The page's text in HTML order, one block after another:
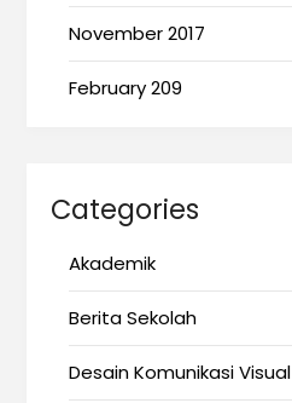
November 2017
February 209
Categories
Akademik
Berita Sekolah
Desain Komunikasi Visual